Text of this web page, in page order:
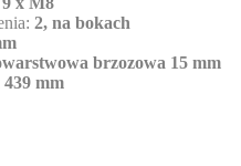
2, na bokach
brzozowa 15 mm
439 mm